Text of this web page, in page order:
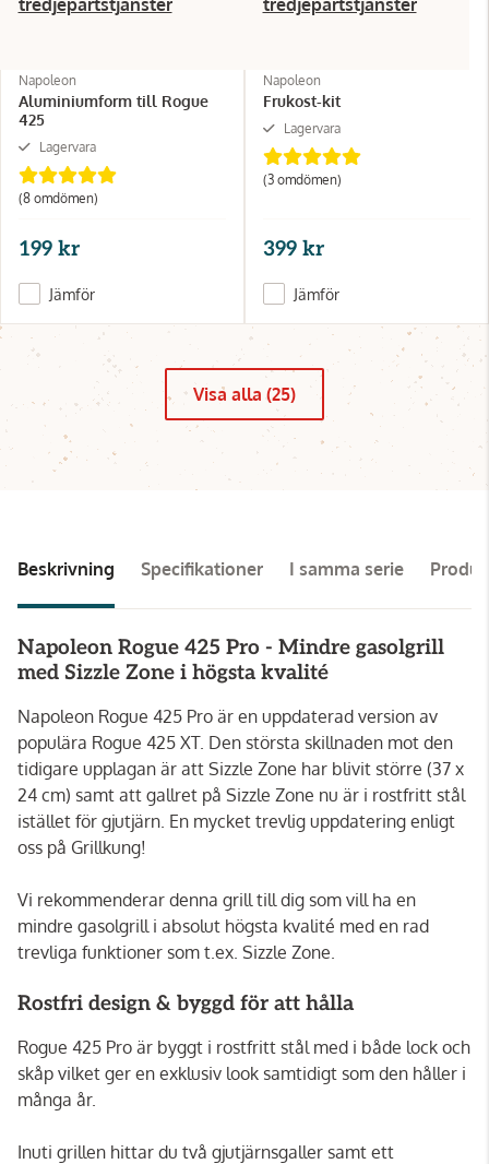
Napoleon
Aluminiumform till Rogue
425
Lagervara
(8 omdömen)
199 kr
Jämför
Napoleon
Frukost-kit
Lagervara
(3 omdömen)
399 kr
Jämför
Visa alla (25)
Beskrivning Specifikationer I samma serie
Napoleon Rogue 425 Pro - Mindre gasolgrill
med Sizzle Zone i högsta kvalité
Napoleon Rogue 425 Pro är en uppdaterad version av
populära Rogue 425 XT. Den största skillnaden mot den
tidigare upplagan är att Sizzle Zone har blivit större (37 x
24 cm) samt att gallret på Sizzle Zone nu är i rostfritt stål
istället för gjutjärn. En mycket trevlig uppdatering enligt
oss på Grillkung!
Vi rekommenderar denna grill till dig som vill ha en
mindre gasolgrill i absolut högsta kvalité med en rad
trevliga funktioner som t.ex. Sizzle Zone.
Rostfri design & byggd för att hålla
Rogue 425 Pro är byggt i rostfritt stål med i både lock och
skåp vilket ger en exklusiv look samtidigt som den håller i
många år.
Inuti grillen hittar du två gjutjärnsgaller samt ett